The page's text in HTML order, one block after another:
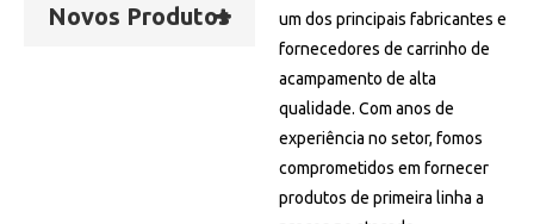
Novos Produtos
um dos principais fabricantes e
fornecedores de carrinho de
acampamento de alta
qualidade. Com anos de
experiência no setor, fomos
comprometidos em fornecer
produtos de primeira linha a